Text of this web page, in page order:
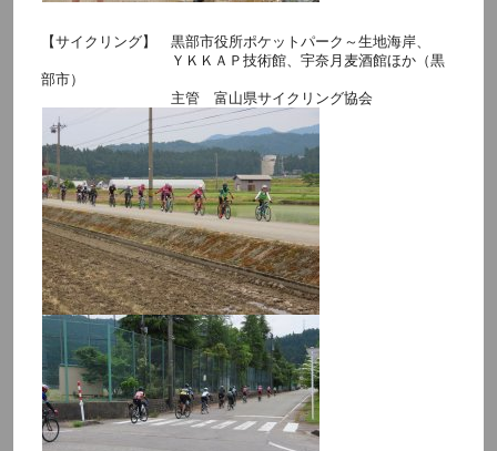
【サイクリング】 黒部市役所ポケットパーク～生地海岸、
ＹＫＫＡＰ技術館、宇奈月麦酒館ほか（黒
部市）
主管 富山県サイクリング協会